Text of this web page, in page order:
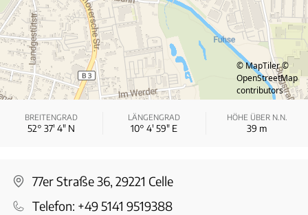
© MapTiler©
OpenStreetMap
contributors
BREITENGRAD
52° 37′ 4″ N
LÄNGENGRAD
10° 4′ 59″ E
HÖHE ÜBER N.N.
39 m
77er Straße 36, 29221 Celle
Telefon: +49 5141 9519388